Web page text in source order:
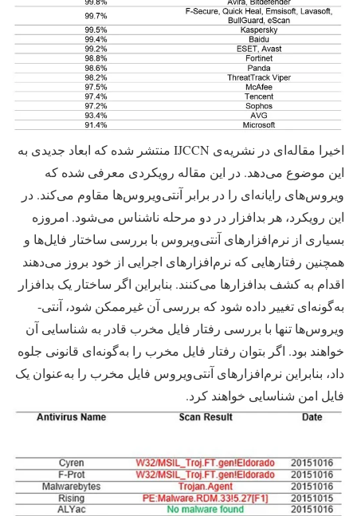
اخیرا مقاله‌ای در نشریه‌ی IJCCN منتشر شده که ابعاد جدیدی به
این موضوع می‌دهد. در این مقاله رویکردی معرفی شده که
ویروس‌­های رایانه­‌ای را در برابر آنتی­‌ویروس­‌ها مقاوم می‌­کند. در
این رویکرد، هر بدافزار در دو مرحله ناشناس می­‌شود. امروزه
بسیاری از نرم­‌افزارهای آنتی‌ویروس با بررسی ساختار فایل­‌ها و
همچنین رفتارهایی که نرم‌­افزارهای اجرایی از خود بروز می­‌دهند
اقدام به کشف بدافزارها می­‌کنند. بنابراین اگر ساختار یک بدافزار
به‌گونه­‌ای تغییر داده شود که بررسی آن غیرممکن شود، آنتی‌­
ویروس‌­ها تنها با بررسی رفتار فایل مخرب قادر به شناسایی آن
خواهند بود. اگر بتوان رفتار فایل مخرب را به‌گونه‌ای قانونی جلوه
داد، بنابراین نرم‌­افزارهای آنتی­‌ویروس فایل مخرب را به‌عنوان یک
فایل امن شناسایی خواهند کرد.